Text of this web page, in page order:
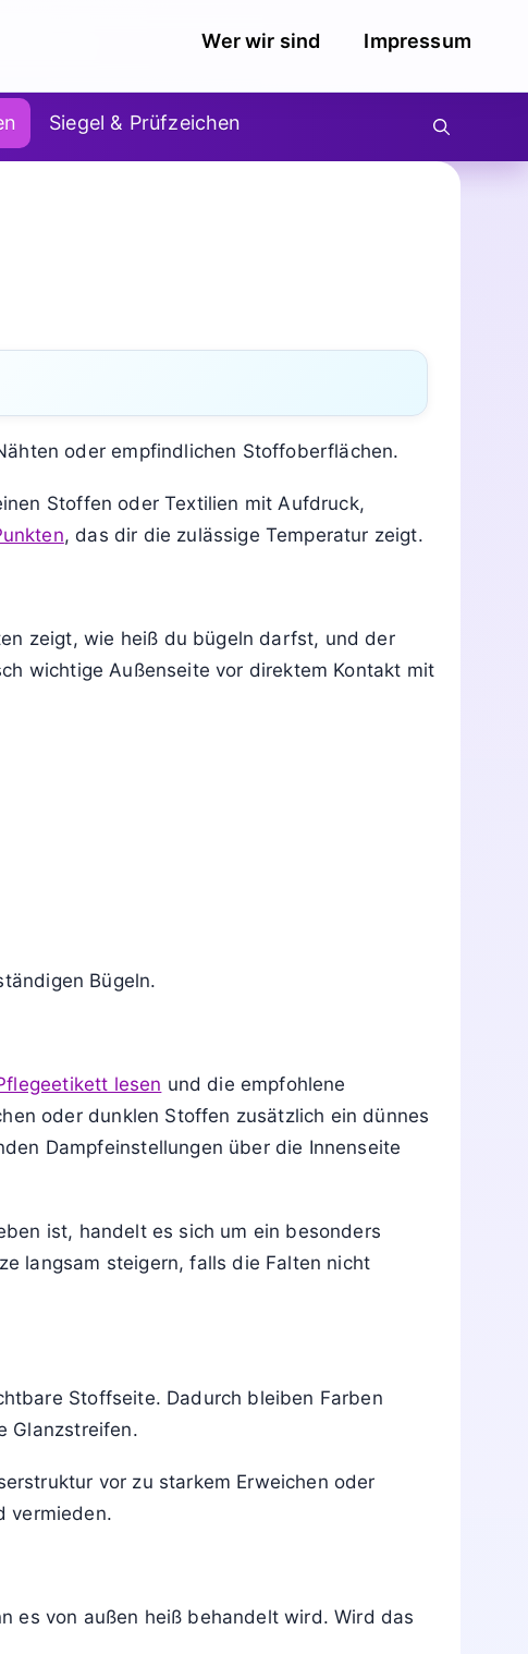
Wer wir sind Impressum
Siegel & Prüfzeichen
wichtige Außenseite vor direktem Kontakt mit
Bügeln.
lesen und die empfohlene
oder dunklen Stoffen zusätzlich ein dünnes
Dampfeinstellungen über die Innenseite
ist, handelt es sich um ein besonders